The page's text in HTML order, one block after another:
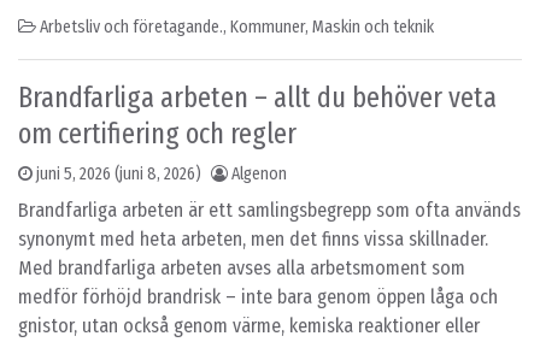
Arbetsliv och företagande., Kommuner, Maskin och teknik
Brandfarliga arbeten – allt du behöver veta
om certifiering och regler
juni 5, 2026 (juni 8, 2026) Algenon
Brandfarliga arbeten är ett samlingsbegrepp som ofta används
synonymt med heta arbeten, men det finns vissa skillnader.
Med brandfarliga arbeten avses alla arbetsmoment som
medför förhöjd brandrisk – inte bara genom öppen låga och
gnistor, utan också genom värme, kemiska reaktioner eller